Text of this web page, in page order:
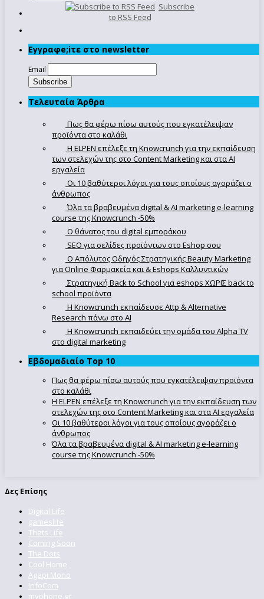
Subscribe
to RSS Feed
Εγγραφe;iτε στο newsletter
Email
Τελευταία Άρθρα
Πως θα φέρω πίσω αυτούς που εγκατέλειψαν
προϊόντα στο καλάθι
Η ELPEN επέλεξε τη Knowcrunch για την εκπαίδευση
των στελεχών της στο Content Marketing και στα AI
εργαλεία
Οι 10 βαθύτεροι λόγοι για τους οποίους αγοράζει ο
άνθρωπος
Όλα τα βραβευμένα digital & AI marketing e-learning
course της Knowcrunch -50%
Ο θάνατος του digital εμποράκου
SEO για σελίδες προϊόντων στο Eshop σου
Ο Απόλυτoς Οδηγός Στρατηγικής Beauty Marketing
για Online Φαρμακεία και & Eshops Καλλυντικών
Στρατηγική Back to School για eshops ΧΩΡΙΣ back to
school προϊόντα
Η Knowcrunch εκπαίδευσε Attp & Alternative
Research πάνω στο ΑΙ
Η Knowcrunch εκπαιδεύει την ομάδα του Alpha TV
στο digital marketing
Εβδομαδιαίο Top 10
Πως θα φέρω πίσω αυτούς που εγκατέλειψαν προϊόντα
στο καλάθι
Η ELPEN επέλεξε τη Knowcrunch για την εκπαίδευση των
στελεχών της στο Content Marketing και στα AI εργαλεία
Οι 10 βαθύτεροι λόγοι για τους οποίους αγοράζει ο
άνθρωπος
Όλα τα βραβευμένα digital & AI marketing e-learning
course της Knowcrunch -50%
Δες Επίσης
Digital Life
gameslife
Thats Life
Coming Soon
The Dots
Cool Home
Agapi Mono
InfoCom
myphone.gr